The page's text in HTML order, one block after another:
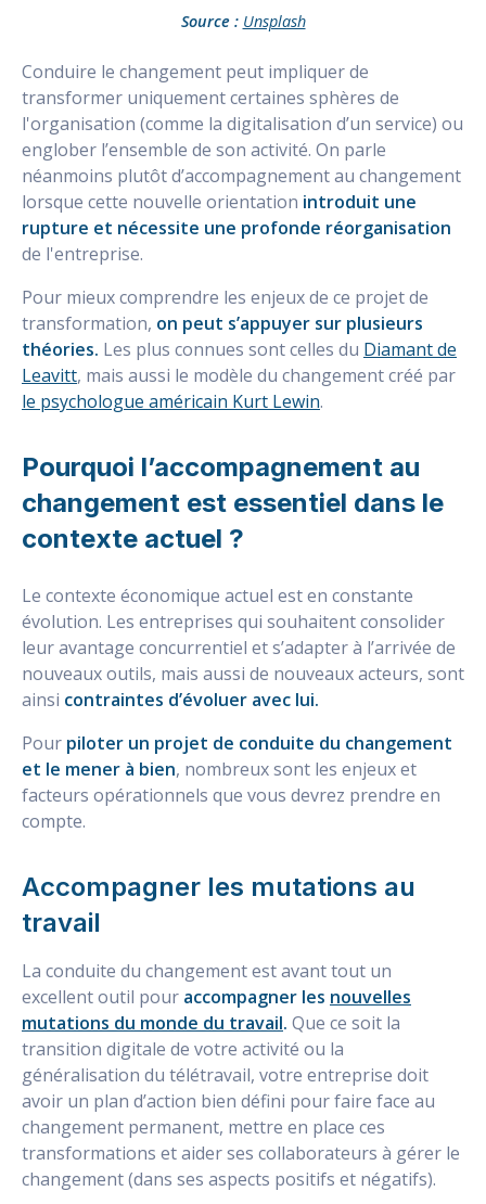
Source : Unsplash
Conduire le changement peut impliquer de
transformer uniquement certaines sphères de
l'organisation (comme la digitalisation d’un service) ou
englober l’ensemble de son activité. On parle
néanmoins plutôt d’accompagnement au changement
lorsque cette nouvelle orientation introduit une
rupture et nécessite une profonde réorganisation
de l'entreprise.
Pour mieux comprendre les enjeux de ce projet de
transformation, on peut s’appuyer sur plusieurs
théories. Les plus connues sont celles du Diamant de
Leavitt, mais aussi le modèle du changement créé par
le psychologue américain Kurt Lewin.
Pourquoi l’accompagnement au
changement est essentiel dans le
contexte actuel ?
Le contexte économique actuel est en constante
évolution. Les entreprises qui souhaitent consolider
leur avantage concurrentiel et s’adapter à l’arrivée de
nouveaux outils, mais aussi de nouveaux acteurs, sont
ainsi contraintes d’évoluer avec lui.
Pour piloter un projet de conduite du changement
et le mener à bien, nombreux sont les enjeux et
facteurs opérationnels que vous devrez prendre en
compte.
Accompagner les mutations au
travail
La conduite du changement est avant tout un
excellent outil pour accompagner les nouvelles
mutations du monde du travail. Que ce soit la
transition digitale de votre activité ou la
généralisation du télétravail, votre entreprise doit
avoir un plan d’action bien défini pour faire face au
changement permanent, mettre en place ces
transformations et aider ses collaborateurs à gérer le
changement (dans ses aspects positifs et négatifs).